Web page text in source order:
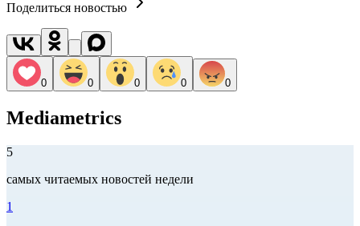
Поделиться новостью
0 0 0 0 0
Mediametrics
5
самых читаемых новостей недели
1